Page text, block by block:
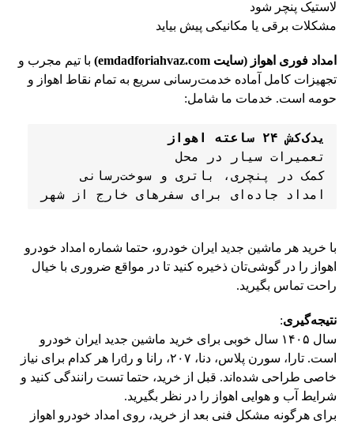
لاستیک پنچر شود
مشکلات برقی یا مکانیکی پیش بیاید
امداد فوری اهواز (سایت emdadforiahvaz.com)
با تیم مجرب و
تجهیزات کامل آماده خدمت‌رسانی سریع به تمام نقاط اهواز و
حومه است. خدمات ما شامل:
یدک‌کش ۲۴ ساعته اهواز
کمک در پنچری، باتری و سوخت‌رسانی
امداد جاده‌ای برای سفرهای خارج از شهر
با خرید هر ماشین جدید ایران خودرو، حتما شماره امداد خودرو
اهواز را در گوشی‌تان ذخیره کنید تا در مواقع ضروری با خیال
راحت تماس بگیرید.
نتیجه‌گیری:
سال ۱۴۰۵ سال خوبی برای خرید ماشین جدید ایران خودرو
است. تارا، سورن پلاس، دنا، ۲۰۷، رانا و رdرا هر کدام برای نیاز
خاصی طراحی شده‌اند. قبل از خرید، حتما تست رانندگی کنید و
شرایط آب و هوایی اهواز را در نظر بگیرید.
برای هرگونه مشکل فنی بعد از خرید، روی امداد خودرو اهواز